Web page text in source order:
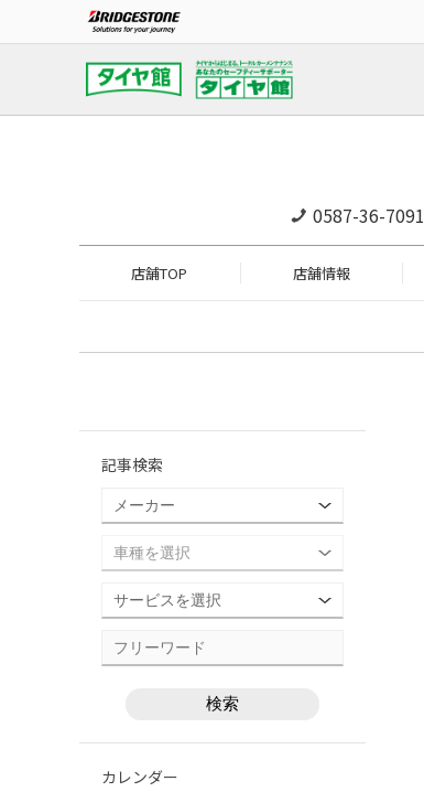
0587-36-7091
店舗TOP 店舗情報
記事検索
カレンダー